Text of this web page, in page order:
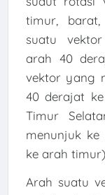
timur,
suatu
arah 40
vektor yang
40 derajat
Timur
menunjuk
ke arah
Arah suatu